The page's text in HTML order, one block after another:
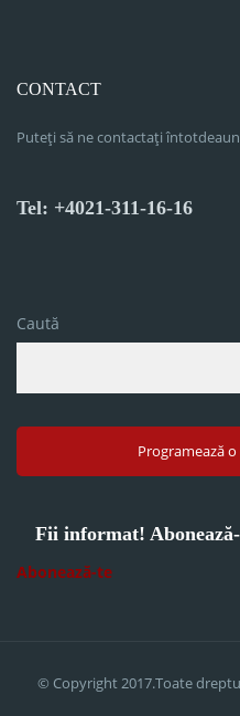
CONTACT
Puteți să ne contactați
Tel: +4021-311-16-16
Caută
Programează
Fii informat!
Abonează-te
© Copyright 2017.Toate